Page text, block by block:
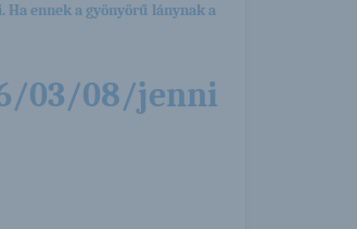
Ha ennek a gyönyörű lánynak a
03/08/jenni